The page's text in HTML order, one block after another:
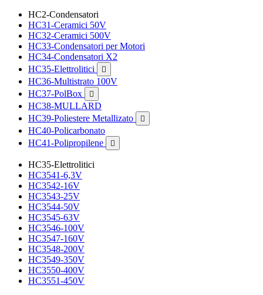
HC2-Condensatori
HC31-Ceramici 50V
HC32-Ceramici 500V
HC33-Condensatori per Motori
HC34-Condensatori X2
HC35-Elettrolitici

HC36-Multistrato 100V
HC37-PolBox

HC38-MULLARD
HC39-Poliestere Metallizato

HC40-Policarbonato
HC41-Polipropilene

HC35-Elettrolitici
HC3541-6,3V
HC3542-16V
HC3543-25V
HC3544-50V
HC3545-63V
HC3546-100V
HC3547-160V
HC3548-200V
HC3549-350V
HC3550-400V
HC3551-450V